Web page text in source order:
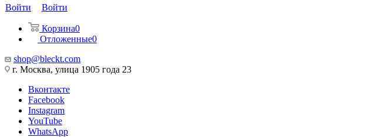
Войти
Войти
Корзина0
Отложенные0
shop@bleckt.com
г. Москва, улица 1905 года 23
Вконтакте
Facebook
Instagram
YouTube
WhatsApp